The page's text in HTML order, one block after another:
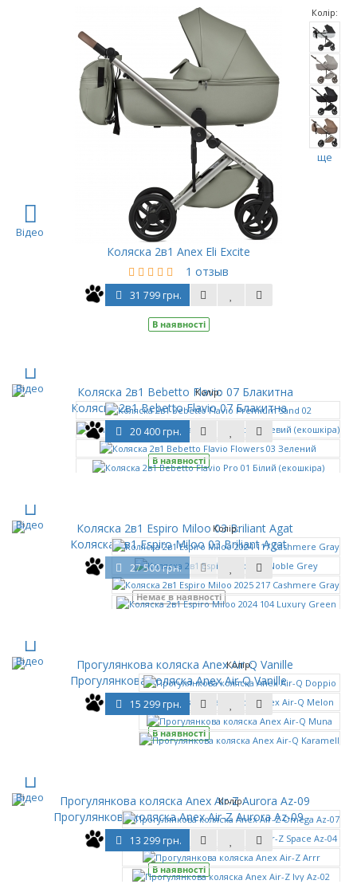
Колір:
ще
Відео
Коляска 2в1 Anex Eli Excite
1 отзыв
31 799 грн.
В наявності
Колір:
Відео
Коляска 2в1 Bebetto Flavio 07 Блакитна
20 400 грн.
В наявності
Колір:
Відео
Коляска 2в1 Espiro Miloo 03 Briliant Agat
27 500 грн.
Немає в наявності
Колір:
Відео
Прогулянкова коляска Anex Air-Q Vanille
15 299 грн.
В наявності
Колір:
Відео
Прогулянкова коляска Anex Air-Z Aurora Az-09
13 299 грн.
В наявності